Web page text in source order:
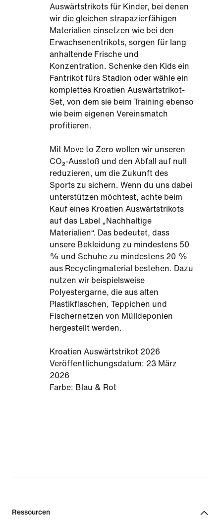
Auswärtstrikots für Kinder, bei denen
wir die gleichen strapazierfähigen
Materialien einsetzen wie bei den
Erwachsenentrikots, sorgen für lang
anhaltende Frische und
Konzentration. Schenke den Kids ein
Fantrikot fürs Stadion oder wähle ein
komplettes Kroatien Auswärtstrikot-
Set, von dem sie beim Training ebenso
wie beim eigenen Vereinsmatch
profitieren.
Mit Move to Zero wollen wir unseren
CO₂-Ausstoß und den Abfall auf null
reduzieren, um die Zukunft des
Sports zu sichern. Wenn du uns dabei
unterstützen möchtest, achte beim
Kauf eines Kroatien Auswärtstrikots
auf das Label „Nachhaltige
Materialien“. Das bedeutet, dass
unsere Bekleidung zu mindestens 50
% und Schuhe zu mindestens 20 %
aus Recyclingmaterial bestehen. Dazu
nutzen wir beispielsweise
Polyestergarne, die aus alten
Plastikflaschen, Teppichen und
Fischernetzen von Mülldeponien
hergestellt werden.
Kroatien Auswärtstrikot 2026
Veröffentlichungsdatum: 23 März
2026
Farbe: Blau & Rot
Ressourcen